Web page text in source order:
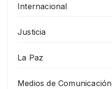
Internacional
Justicia
La Paz
Medios de Comunicación